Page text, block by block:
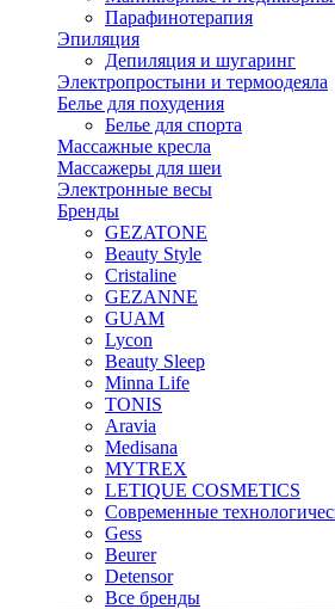
Парафинотерапия
Эпиляция
Депиляция и шугаринг
Электропростыни и термоодеяла
Белье для похудения
Белье для спорта
Массажные кресла
Массажеры для шеи
Электронные весы
Бренды
GEZATONE
Beauty Style
Cristaline
GEZANNE
GUAM
Lycon
Beauty Sleep
Minna Life
TONIS
Aravia
Medisana
MYTREX
LETIQUE COSMETICS
Современные
Gess
Beurer
Detensor
Все бренды